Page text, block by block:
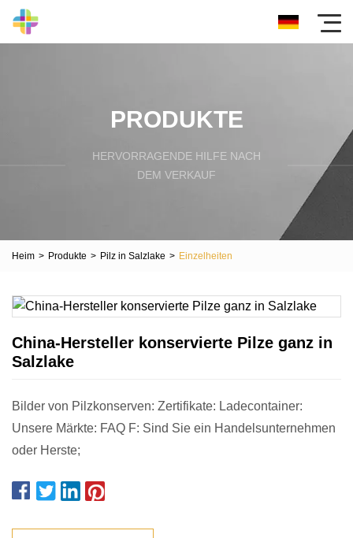
PRODUKTE
HERVORRAGENDE HILFE NACH
DEM VERKAUF
Heim > Produkte > Pilz in Salzlake > Einzelheiten
China-Hersteller konservierte Pilze ganz in
Salzlake
Bilder von Pilzkonserven: Zertifikate: Ladecontainer:
Unsere Märkte: FAQ F: Sind Sie ein Handelsunternehmen
oder Herste;